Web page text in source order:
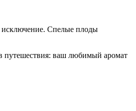
исключение. Спелые плоды
в путешествия: ваш любимый аромат